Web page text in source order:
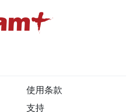
使用条款
支持